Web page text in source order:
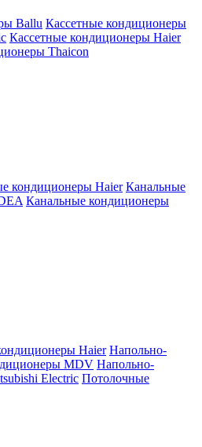
Ballu Кассетные кондиционеры
Кассетные кондиционеры Haier
Thaicon
кондиционеры Haier Канальные
Канальные кондиционеры
Haier Напольно-
MDV Напольно-
Electric Потолочные